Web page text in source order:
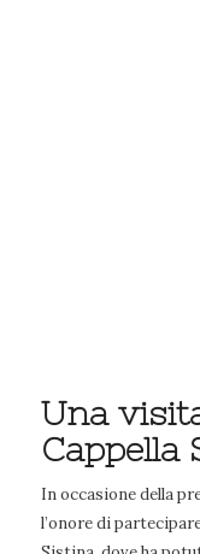
Una
Cappella
In occasione della
l’onore di